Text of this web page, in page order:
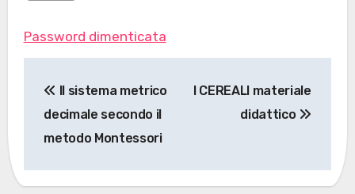
Password dimenticata
articoli
Il sistema metrico
decimale secondo il
metodo Montessori
I CEREALI materiale
didattico